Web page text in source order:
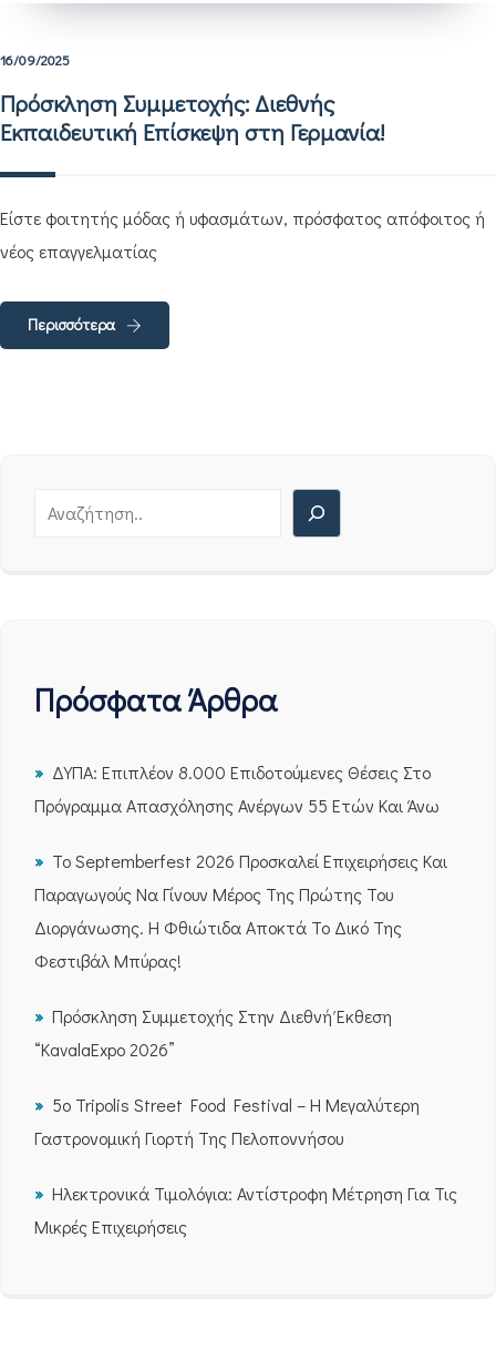
16/09/2025
Πρόσκληση Συμμετοχής: Διεθνής
Εκπαιδευτική Επίσκεψη στη Γερμανία!
Είστε φοιτητής μόδας ή υφασμάτων, πρόσφατος απόφοιτος ή
νέος επαγγελματίας
Περισσότερα
Πρόσφατα Άρθρα
ΔΥΠΑ: Επιπλέον 8.000 Επιδοτούμενες Θέσεις Στο
Πρόγραμμα Απασχόλησης Ανέργων 55 Ετών Και Άνω
Το Septemberfest 2026 Προσκαλεί Επιχειρήσεις Και
Παραγωγούς Να Γίνουν Μέρος Της Πρώτης Του
Διοργάνωσης. Η Φθιώτιδα Αποκτά Το Δικό Της
Φεστιβάλ Μπύρας!
Πρόσκληση Συμμετοχής Στην Διεθνή Έκθεση
“KavalaExpo 2026”
5ο Tripolis Street Food Festival – Η Μεγαλύτερη
Γαστρονομική Γιορτή Της Πελοποννήσου
Ηλεκτρονικά Τιμολόγια: Αντίστροφη Μέτρηση Για Τις
Μικρές Επιχειρήσεις